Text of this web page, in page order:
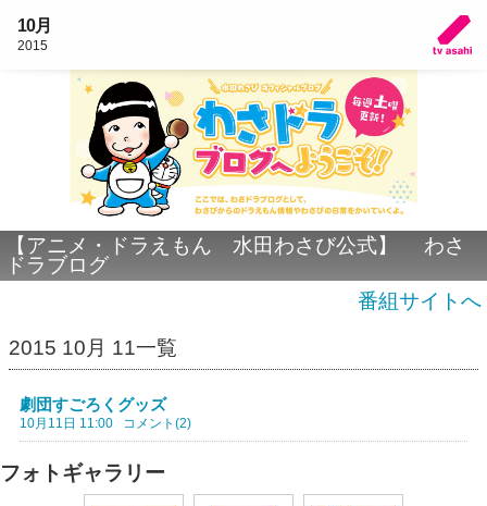
10月
2015
【アニメ・ドラえもん 水田わさび公式】 わさ
ドラブログ
番組サイトへ
2015 10月 11一覧
劇団すごろくグッズ
10月11日 11:00 コメント(2)
フォトギャラリー